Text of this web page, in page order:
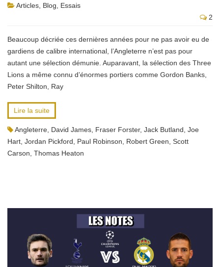
Articles Blog
Essais
2
Beaucoup décriée ces dernières années pour ne pas avoir eu de
gardiens de calibre international, l’Angleterre n’est pas pour
autant une sélection démunie. Auparavant, la sélection des Three
Lions a même connu d’énormes portiers comme Gordon Banks,
Peter Shilton, Ray
Lire la suite
Angleterre David James Fraser Forster, Jack Butland Joe
Hart Jordan Pickford Paul Robinson Robert Green Scott
Carson Thomas Heaton